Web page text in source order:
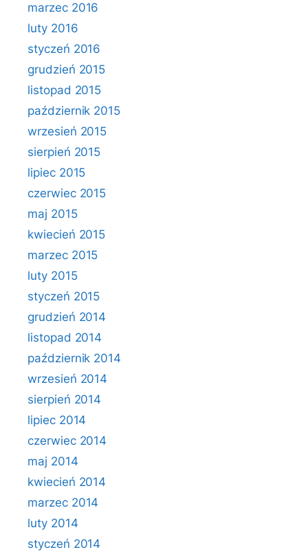
marzec 2016
luty 2016
styczeń 2016
grudzień 2015
listopad 2015
październik 2015
wrzesień 2015
sierpień 2015
lipiec 2015
czerwiec 2015
maj 2015
kwiecień 2015
marzec 2015
luty 2015
styczeń 2015
grudzień 2014
listopad 2014
październik 2014
wrzesień 2014
sierpień 2014
lipiec 2014
czerwiec 2014
maj 2014
kwiecień 2014
marzec 2014
luty 2014
styczeń 2014